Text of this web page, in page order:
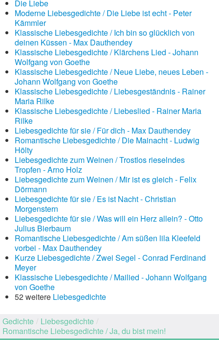
Die Liebe
Moderne Liebesgedichte / Die Liebe ist echt - Peter
Kämmler
Klassische Liebesgedichte / Ich bin so glücklich von
deinen Küssen - Max Dauthendey
Klassische Liebesgedichte / Klärchens Lied - Johann
Wolfgang von Goethe
Klassische Liebesgedichte / Neue Liebe, neues Leben -
Johann Wolfgang von Goethe
Klassische Liebesgedichte / Liebesgeständnis - Rainer
Maria Rilke
Klassische Liebesgedichte / Liebeslied - Rainer Maria
Rilke
Liebesgedichte für sie / Für dich - Max Dauthendey
Romantische Liebesgedichte / Die Mainacht - Ludwig
Hölty
Liebesgedichte zum Weinen / Trostlos rieselndes
Tropfen - Arno Holz
Liebesgedichte zum Weinen / Mir ist es gleich - Felix
Dörmann
Liebesgedichte für sie / Es ist Nacht - Christian
Morgenstern
Liebesgedichte für sie / Was will ein Herz allein? - Otto
Julius Bierbaum
Romantische Liebesgedichte / Am süßen lila Kleefeld
vorbei - Max Dauthendey
Kurze Liebesgedichte / Zwei Segel - Conrad Ferdinand
Meyer
Klassische Liebesgedichte / Mailied - Johann Wolfgang
von Goethe
52 weitere Liebesgedichte
Gedichte / Liebesgedichte /
Romantische Liebesgedichte / Ja, du bist mein!